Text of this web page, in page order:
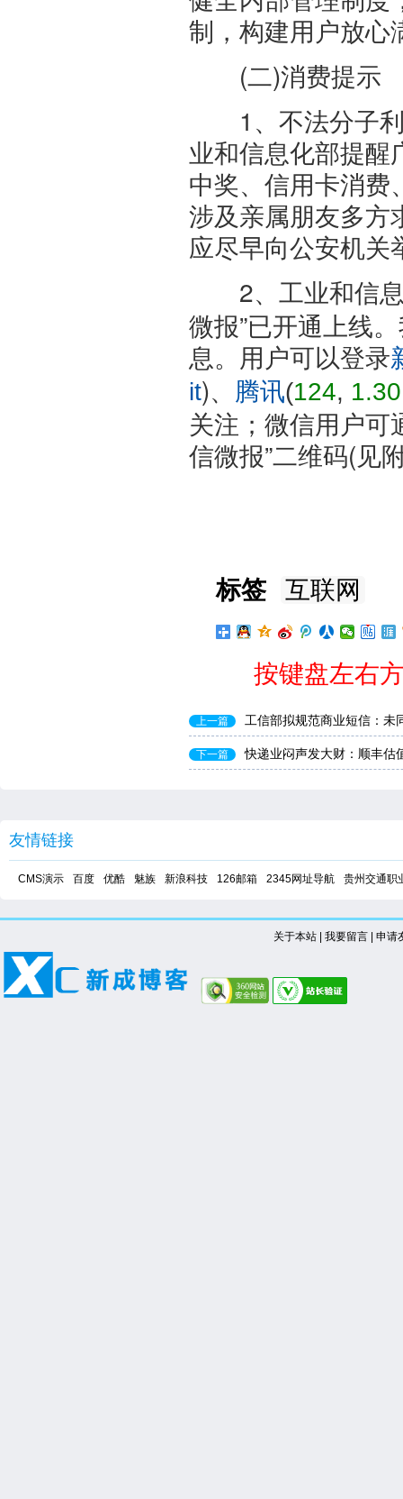
制，构建用户放心
(二)消费提示
1、不法分子利
业和信息化部提醒
中奖、信用卡消费
涉及亲属朋友多方
应尽早向公安机关
2、工业和信
微报”已开通上线
息。用户可以登录
it)、 腾讯(124, 1.30
关注；微信用户可
信微报”二维码(见
标签 互联网
按键盘左右
上一篇 工信部拟规范商业短信：未
下一篇 快递业闷声发大财：顺丰估
友情链接
CMS演示 百度 优酷 魅族 新浪科技 126邮箱 2345网址导航 贵州交通职
关于本站| 我要留言| 申请